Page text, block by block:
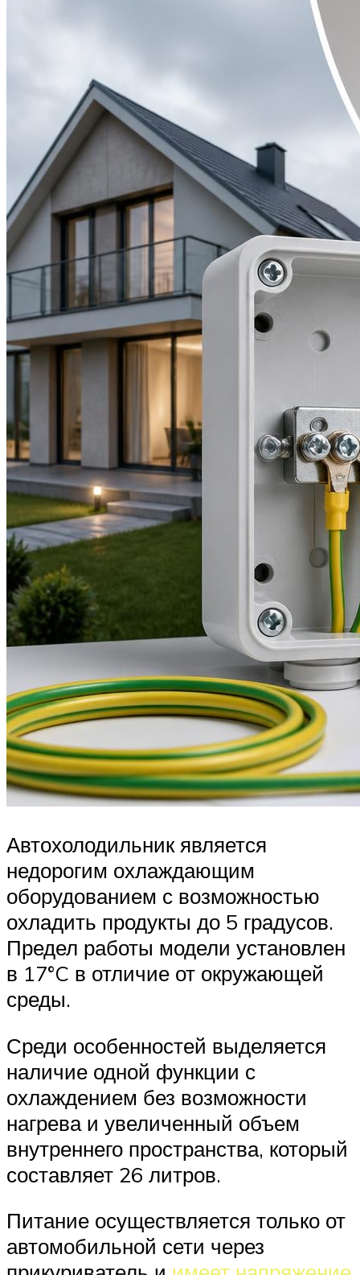
Автохолодильник является
недорогим охлаждающим
оборудованием с возможностью
охладить продукты до 5 градусов.
Предел работы модели установлен
в 17°C в отличие от окружающей
среды.
Среди особенностей выделяется
наличие одной функции с
охлаждением без возможности
нагрева и увеличенный объем
внутреннего пространства, который
составляет 26 литров.
Питание осуществляется только от
автомобильной сети через